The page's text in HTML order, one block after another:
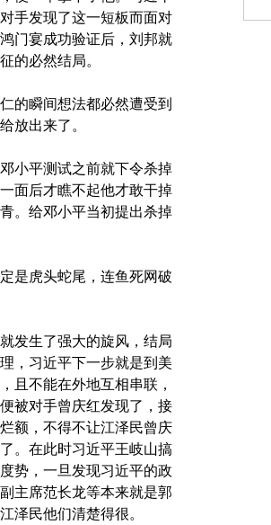
手发现了这一短板而面对
门宴成功验证后，刘邦就
的必然结局。
的瞬间想法都必然遭受到
放出来了。
小平测试之前就下令杀掉
面后才瞧不起他才敢干掉
。给邓小平当初提出杀掉
是虎头蛇尾，连鱼死网破
发生了强大的旋风，结局
，习近平下一步就是到美
且不能在外地互相串联，
被对手曾庆红发现了，接
额，不得不让江泽民曾庆
。在此时习近平王岐山搞
势，一旦发现习近平的政
主席范长龙等本来就是郭
泽民他们清楚得很。